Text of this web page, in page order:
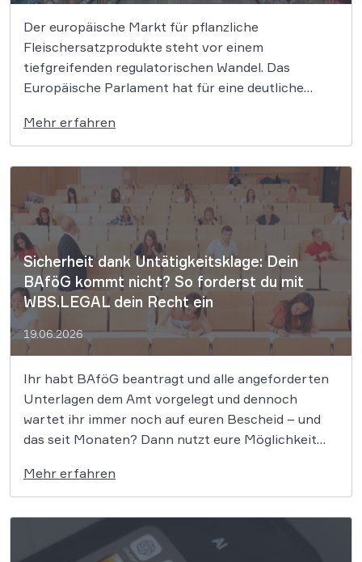
Der europäische Markt für pflanzliche
Fleischersatzprodukte steht vor einem
tiefgreifenden regulatorischen Wandel. Das
Europäische Parlament hat für eine deutliche
gestimmt, die das Aus für traditionelle
Fleischbegriffe auf veganen Verpackungen
bedeuten könnte. Während Verbraucherschützer
und die Veggie-Branche von einem schweren
Rückschritt sprechen, sieht die traditionelle
Agrarlobby darin einen […]
Mehr erfahren
Sicherheit dank Untätigkeitsklage: Dein
BAföG kommt nicht? So forderst du mit
WBS.LEGAL dein Recht ein
19.06.2026
Ihr habt BAföG beantragt und alle angeforderten
Unterlagen dem Amt vorgelegt und dennoch
wartet ihr immer noch auf euren Bescheid – und
das seit Monaten? Dann nutzt eure Möglichkeit
euch hierbei zur Seite. Kein BAföG? Jetzt Behörde
zum Handeln zwingen Die sogenannte
Untätigkeitsklage nach […]
Mehr erfahren